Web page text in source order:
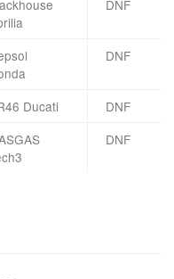
DNF
DNF
Ducati
DNF
DNF